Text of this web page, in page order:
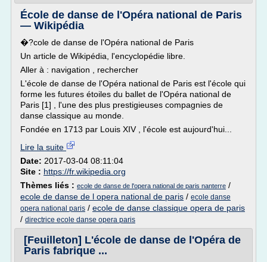
École de danse de l'Opéra national de Paris
— Wikipédia
�?cole de danse de l'Opéra national de Paris
Un article de Wikipédia, l'encyclopédie libre.
Aller à : navigation , rechercher
L'école de danse de l'Opéra national de Paris est l'école qui
forme les futures étoiles du ballet de l'Opéra national de
Paris [1] , l'une des plus prestigieuses compagnies de
danse classique au monde.
Fondée en 1713 par Louis XIV , l'école est aujourd'hui...
Lire la suite
Date: 2017-03-04 08:11:04
Site : https://fr.wikipedia.org
Thèmes liés : ecole de danse de l'opera national de paris nanterre /
ecole de danse de l opera national de paris / ecole danse
opera national paris / ecole de danse classique opera de paris
/ directrice ecole danse opera paris
[Feuilleton] L'école de danse de l'Opéra de
Paris fabrique ...